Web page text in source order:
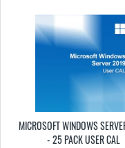
MICROSOFT WINDOWS
- 25 PACK USER CAL